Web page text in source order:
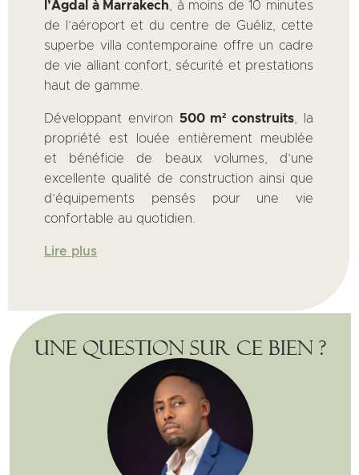
l’Agdal à Marrakech , à moins de 10 minutes
de l’aéroport et du centre de Guéliz, cette
superbe villa contemporaine offre un cadre
de vie alliant confort, sécurité et prestations
haut de gamme.
Développant environ 500 m² construits , la
propriété est louée entièrement meublée
et bénéficie de beaux volumes, d’une
excellente qualité de construction ainsi que
d’équipements pensés pour une vie
confortable au quotidien.
Lire plus
Une question sur ce bien ?